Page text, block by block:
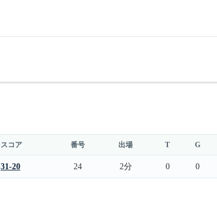
スコア 番号 出場 T G
31-20 24 2分 0 0